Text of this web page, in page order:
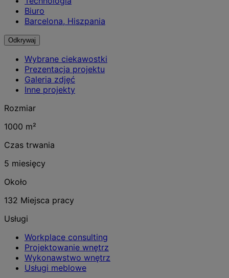
Biuro
Barcelona, Hiszpania
Odkrywaj
Wybrane ciekawostki
Prezentacja projektu
Galeria zdjęć
Inne projekty
Rozmiar
1000 m²
Czas trwania
5 miesięcy
Około
132 Miejsca pracy
Usługi
Workplace consulting
Projektowanie wnętrz
Wykonawstwo wnętrz
Usługi meblowe